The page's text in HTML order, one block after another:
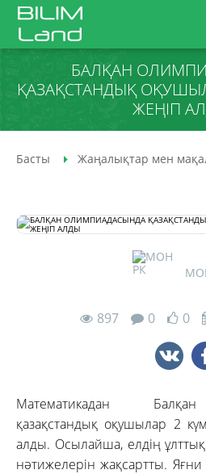
БАЛҚАН
ҚАЗАҚСТАНДЫҚ
ЖЕҢІП
Басты Жаңалықтар мен
897 0 0
Математикадан
қазақстандық оқушылар 2
алды. Осылайша, елдің
нәтижелерін жақсартты.